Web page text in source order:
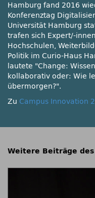
Hamburg fand 2016
Konferenztag
Universität Hamburg
trafen sich Expert/-
Hochschulen,
Politik im Curio-Haus
lautete
Change:
kollaborativ oder: Wie
übermorgen? .
Zu Campus Innovation
Weitere Beiträge des